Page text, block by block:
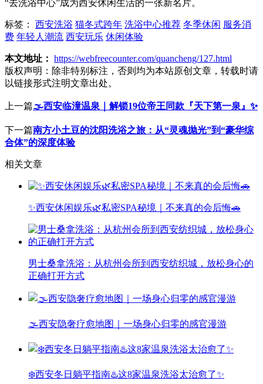
“去洗浴中心”成为西安休闲生活的一张新名片。
标签： 西安洗浴 猫冬式跨年 洗浴中心推荐 冬季休闲 服务消
费 年轻人潮流 西安玩乐 休闲体验
本文地址： https://webfreecounter.com/quancheng/127.html
版权声明： 除非特别标注，否则均为本站原创文章，转载时请
以链接形式注明文章出处。
上一篇🌫️西安临潼温泉｜解锁19位帝王同款『天下第一泉』✨
下一篇南方小土豆的沈阳洗浴之旅：从“灵魂抛光”到“豪华综
合体”的深度体验
相关文章
✨西安休闲娱乐🌿私密SPA秘境｜不来真的会后悔🚗
男士桑拿洗浴：从杭州会所到西安纺织城，放松身心的
正确打开方式
🌫️西安隐奢疗愈地图｜一场身心归零的感官漫游
❄️西安冬日躺平指南♨️这8家温泉洗浴太治愈了✨